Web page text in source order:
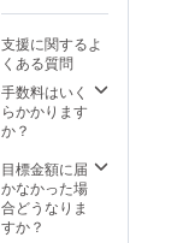
支援に関するよ
くある質問
手数料はいく
らかかります
か？
目標金額に届
かなかった場
合どうなりま
すか？